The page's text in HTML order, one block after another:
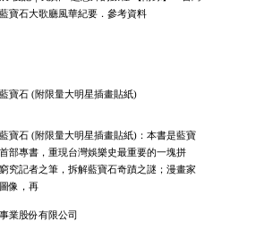
寶石大歌廳風華紀要．參考資料
寶石 (附限量大明星插畫貼紙)
寶石 (附限量大明星插畫貼紙)：本書是藍寶
部專書，重現台灣娛樂史最重要的一塊拼
究記者之筆，拆解藍寶石奇蹟之謎；漫畫家
像，再
業股份有限公司